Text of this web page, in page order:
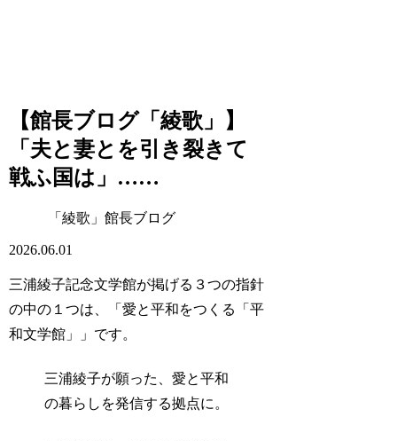
【館長ブログ「綾歌」】
「夫と妻とを引き裂きて
戦ふ国は」……
「綾歌」館長ブログ
2026.06.01
三浦綾子記念文学館が掲げる３つの指針
の中の１つは、「愛と平和をつくる「平
和文学館」」です。
三浦綾子が願った、愛と平和
の暮らしを発信する拠点に。